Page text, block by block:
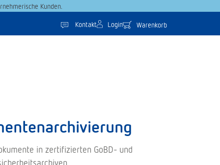
Kunden.
Kontakt Login Warenkorb
in zertifizierten GoBD- und